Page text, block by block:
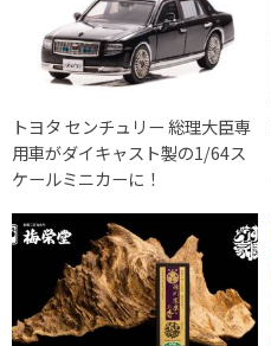
トヨタ センチュリー 総理大臣専
用車がダイキャスト製の1/64ス
ケールミニカーに！